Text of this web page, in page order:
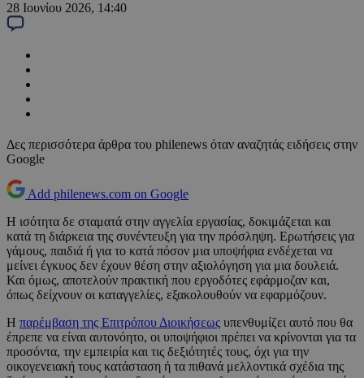
28 Ιουνίου 2026, 14:40
Δες περισσότερα άρθρα του philenews όταν αναζητάς ειδήσεις στην
Google
Add philenews.com on Google
Η ισότητα δε σταματά στην αγγελία εργασίας, δοκιμάζεται και
κατά τη διάρκεια της συνέντευξη για την πρόσληψη. Ερωτήσεις για
γάμους, παιδιά ή για το κατά πόσον μια υποψήφια ενδέχεται να
μείνει έγκυος δεν έχουν θέση στην αξιολόγηση για μια δουλειά.
Και όμως, αποτελούν πρακτική που εργοδότες εφάρμοζαν και,
όπως δείχνουν οι καταγγελίες, εξακολουθούν να εφαρμόζουν.
Η παρέμβαση της Επιτρόπου Διοικήσεως υπενθυμίζει αυτό που θα
έπρεπε να είναι αυτονόητο, οι υποψήφιοι πρέπει να κρίνονται για τα
προσόντα, την εμπειρία και τις δεξιότητές τους, όχι για την
οικογενειακή τους κατάσταση ή τα πιθανά μελλοντικά σχέδια της